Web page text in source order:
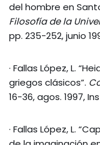
del hombre en
Filosofía de la
pp. 235-252, junio
· Fallas López, L.
griegos clásicos”.
16-36, agos. 1997,
· Fallas López, L.